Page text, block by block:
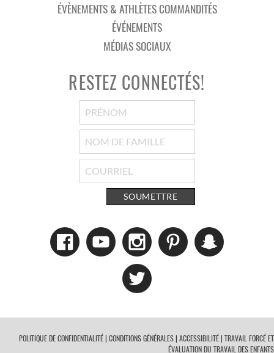
ÉVÈNEMENTS & ATHLÈTES COMMANDITÉS
ÉVÉNEMENTS
MÉDIAS SOCIAUX
RESTEZ CONNECTÉS!
SOUMETTRE
POLITIQUE DE CONFIDENTIALITÉ| CONDITIONS GÉNÉRALES| ACCESSIBILITÉ| TRAVAIL FORCÉ ET
ÉVALUATION DU TRAVAIL DES ENFANTS